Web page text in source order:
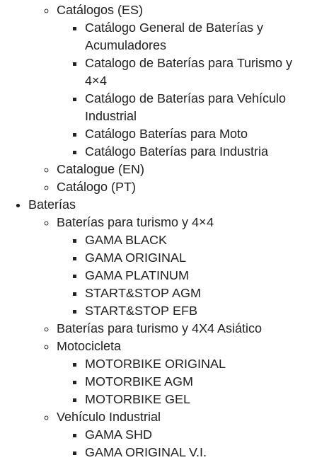
Catálogos (ES)
Catálogo General de Baterías y
Acumuladores
Catalogo de Baterías para Turismo y
4×4
Catálogo de Baterías para Vehículo
Industrial
Catálogo Baterías para Moto
Catálogo Baterías para Industria
Catalogue (EN)
Catálogo (PT)
Baterías
Baterías para turismo y 4×4
GAMA BLACK
GAMA ORIGINAL
GAMA PLATINUM
START&STOP AGM
START&STOP EFB
Baterías para turismo y 4X4 Asiático
Motocicleta
MOTORBIKE ORIGINAL
MOTORBIKE AGM
MOTORBIKE GEL
Vehículo Industrial
GAMA SHD
GAMA ORIGINAL V.I.